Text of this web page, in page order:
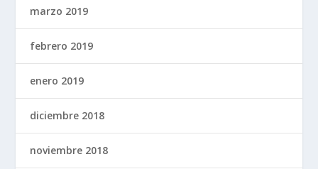
marzo 2019
febrero 2019
enero 2019
diciembre 2018
noviembre 2018